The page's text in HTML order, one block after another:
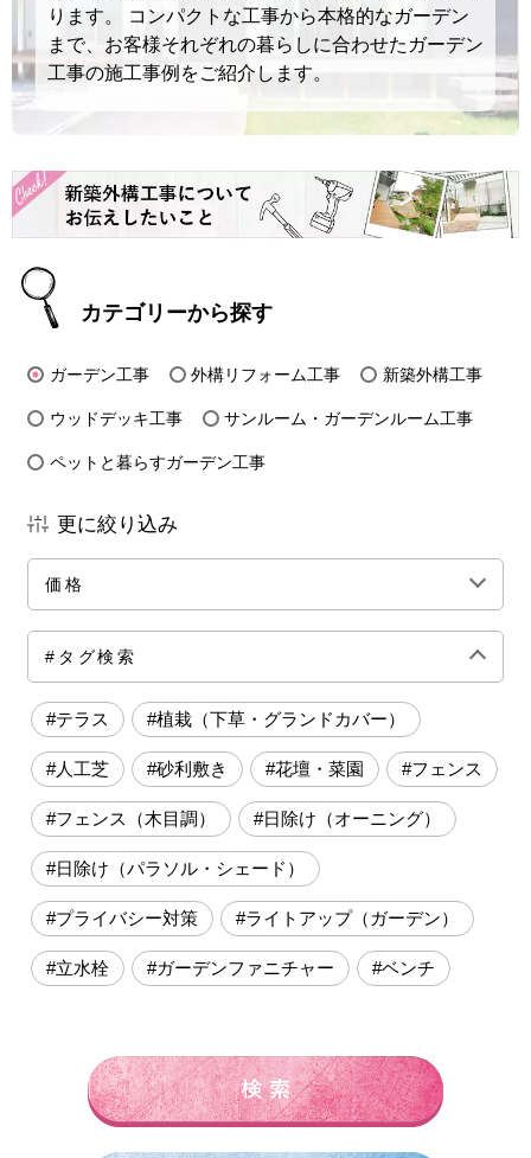
ります。 コンパクトな工事から本格的なガーデン
まで、お客様それぞれの暮らしに合わせたガーデン
工事の施工事例をご紹介します。
カテゴリーから探す
ガーデン工事 外構リフォーム工事 新築外構工事
ウッドデッキ工事 サンルーム・ガーデンルーム工事
ペットと暮らすガーデン工事
更に絞り込み
価格
150万円前後 200万円前後 250万円前後
300万円前後 500万円～
#タグ検索
#テラス #植栽（下草・グランドカバー）
#人工芝 #砂利敷き #花壇・菜園 #フェンス
#フェンス（木目調） #日除け（オーニング）
#日除け（パラソル・シェード）
#プライバシー対策 #ライトアップ（ガーデン）
#立水栓 #ガーデンファニチャー #ベンチ